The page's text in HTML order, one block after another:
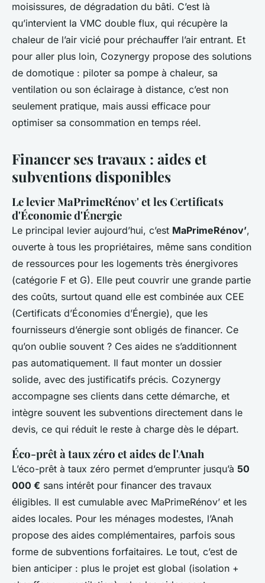
moisissures, de dégradation du bâti. C’est là
qu’intervient la VMC double flux, qui récupère la
chaleur de l’air vicié pour préchauffer l’air entrant. Et
pour aller plus loin, Cozynergy propose des solutions
de domotique : piloter sa pompe à chaleur, sa
ventilation ou son éclairage à distance, c’est non
seulement pratique, mais aussi efficace pour
optimiser sa consommation en temps réel.
Financer ses travaux : aides et
subventions disponibles
Le levier MaPrimeRénov' et les Certificats
d'Économie d'Énergie
Le principal levier aujourd’hui, c’est MaPrimeRénov’,
ouverte à tous les propriétaires, même sans condition
de ressources pour les logements très énergivores
(catégorie F et G). Elle peut couvrir une grande partie
des coûts, surtout quand elle est combinée aux CEE
(Certificats d’Économies d’Énergie), que les
fournisseurs d’énergie sont obligés de financer. Ce
qu’on oublie souvent ? Ces aides ne s’additionnent
pas automatiquement. Il faut monter un dossier
solide, avec des justificatifs précis. Cozynergy
accompagne ses clients dans cette démarche, et
intègre souvent les subventions directement dans le
devis, ce qui réduit le reste à charge dès le départ.
Éco-prêt à taux zéro et aides de l'Anah
L’éco-prêt à taux zéro permet d’emprunter jusqu’à 50
000 € sans intérêt pour financer des travaux
éligibles. Il est cumulable avec MaPrimeRénov’ et les
aides locales. Pour les ménages modestes, l’Anah
propose des aides complémentaires, parfois sous
forme de subventions forfaitaires. Le tout, c’est de
bien anticiper : plus le projet est global (isolation +